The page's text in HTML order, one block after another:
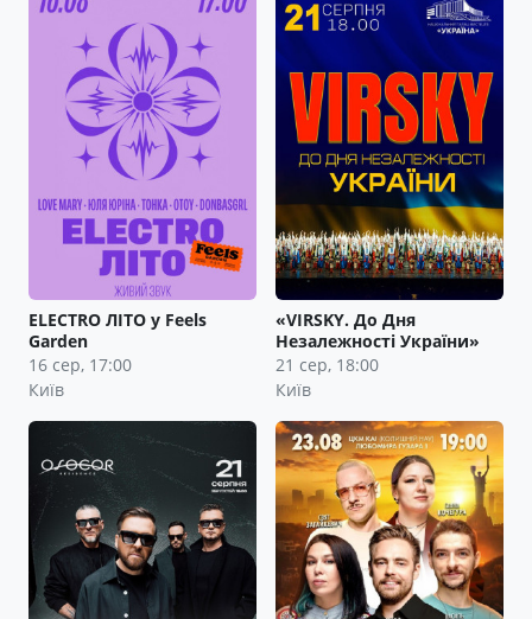
ELECTRO ЛІТО у Feels
Garden
16 сер, 17:00
Київ
«VIRSKY. До Дня
Незалежності України»
21 сер, 18:00
Київ